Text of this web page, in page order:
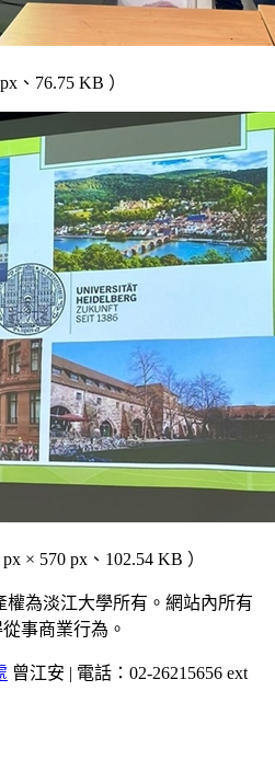
、76.75 KB ）
px × 570 px、102.54 KB ）
為淡江大學所有。網站內所有
事商業行為。
曾江安 | 電話：02-26215656 ext